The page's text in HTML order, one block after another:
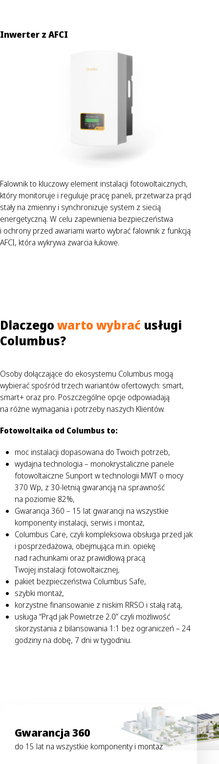
Inwerter z AFCI
Falownik to kluczowy element instalacji fotowoltaicznych,
który monitoruje i reguluje pracę paneli, przetwarza prąd
stały na zmienny i synchronizuje system z siecią
energetyczną. W celu zapewnienia bezpieczeństwa
i ochrony przed awariami warto wybrać falownik z funkcją
AFCI, która wykrywa zwarcia łukowe.
Dlaczego warto wybrać usługi
Columbus?
Osoby dołączające do ekosystemu Columbus mogą
wybierać spośród trzech wariantów ofertowych: smart,
smart+ oraz pro. Poszczególne opcje odpowiadają
na różne wymagania i potrzeby naszych Klientów.
Fotowoltaika od Columbus to:
moc instalacji dopasowana do Twoich potrzeb,
wydajna technologia – monokrystaliczne panele
fotowoltaiczne Sunport w technologii MWT o mocy
370 Wp, z 30-letnią gwarancją na sprawność
na poziomie 82%,
Gwarancja 360 – 15 lat gwarancji na wszystkie
komponenty instalacji, serwis i montaż,
Columbus Care, czyli kompleksowa obsługa przed jak
i posprzedażowa, obejmująca m.in. opiekę
nad rachunkami oraz prawidłową pracą
Twojej instalacji fotowoltaicznej,
pakiet bezpieczeństwa Columbus Safe,
szybki montaż,
korzystne finansowanie z niskim RRSO i stałą ratą,
usługa “Prąd jak Powietrze 2.0” czyli możliwość
skorzystania z bilansowania 1:1 bez ograniczeń – 24
godziny na dobę, 7 dni w tygodniu.
Gwarancja 360
do 15 lat na wszystkie komponenty i montaż